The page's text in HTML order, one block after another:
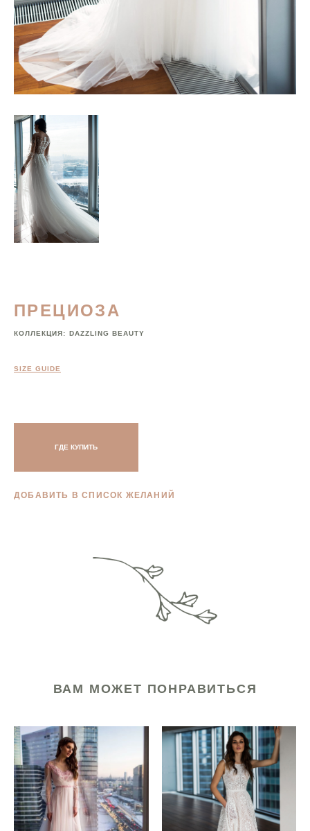
ПРЕЦИОЗА
КОЛЛЕКЦИЯ: DAZZLING BEAUTY
SIZE GUIDE
ГДЕ КУПИТЬ
ДОБАВИТЬ В СПИСОК ЖЕЛАНИЙ
ВАМ МОЖЕТ ПОНРАВИТЬСЯ